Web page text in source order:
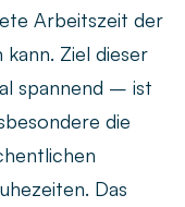
Arbeitszeit der
Ziel dieser
spannend – ist
die
Das